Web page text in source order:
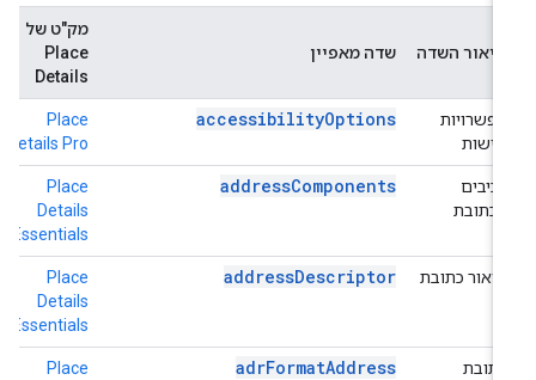
תיאור השדה שדה מאפיין
מק"ט של
Place
Details
אפשרויות
נגישות
accessibilityOptions
Place
Details Pro
רכיבים
בכתובת
addressComponents
Place
Details
Essentials
תיאור כתובת addressDescriptor
Place
Details
Essentials
כתובת
adrFormatAddress
Place